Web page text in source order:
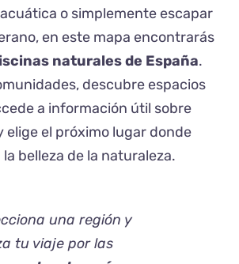
o simplemente escapar
en este mapa encontrarás
naturales de España.
descubre espacios
a información útil sobre
elige el próximo lugar donde
belleza de la naturaleza.
una región y
tu viaje por las